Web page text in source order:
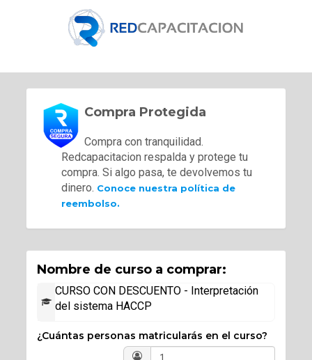
Compra Protegida
Compra con tranquilidad.
Redcapacitacion respalda y protege tu
compra. Si algo pasa, te devolvemos tu
dinero. Conoce nuestra política de
reembolso.
Nombre de curso a comprar:
CURSO CON DESCUENTO - Interpretación
del sistema HACCP
¿Cuántas personas matricularás en el curso?